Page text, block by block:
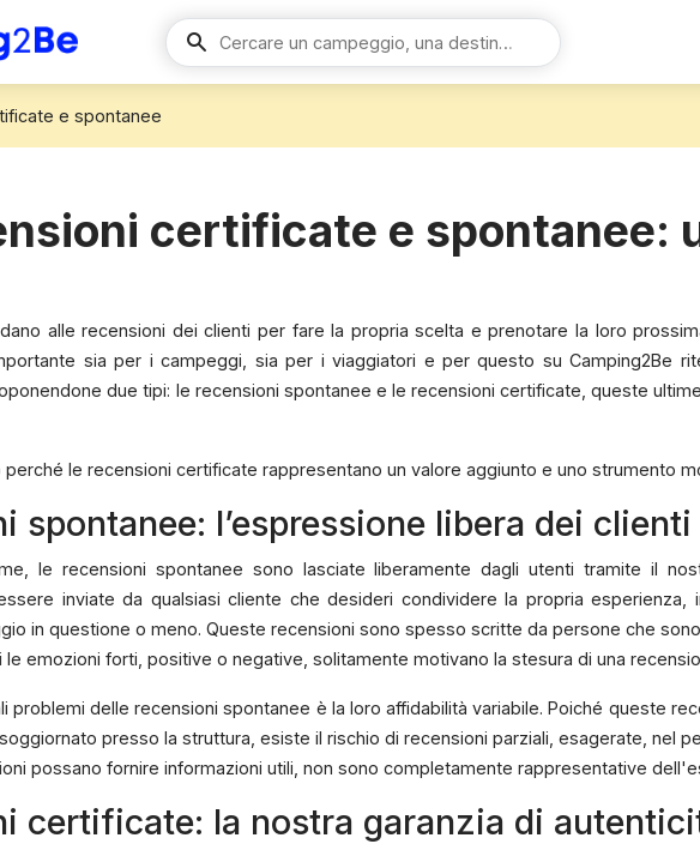
e spontanee
certificate e spontanee:
alle recensioni dei clienti per fare la propria scelta e prenotare la loro
sia per i campeggi, sia per i viaggiatori e per questo su Camping2Be
due tipi: le recensioni spontanee e le recensioni certificate, queste
le recensioni certificate rappresentano un valore aggiunto e uno strumento
spontanee: l’espressione libera dei clienti
le recensioni spontanee sono lasciate liberamente dagli utenti tramite il
inviate da qualsiasi cliente che desideri condividere la propria
in questione o meno. Queste recensioni sono spesso scritte da persone che
le emozioni forti, positive o negative, solitamente motivano la stesura di una
problemi delle recensioni spontanee è la loro affidabilità variabile. Poiché queste
presso la struttura, esiste il rischio di recensioni parziali, esagerate, nel
possano fornire informazioni utili, non sono completamente rappresentative
certificate: la nostra garanzia di